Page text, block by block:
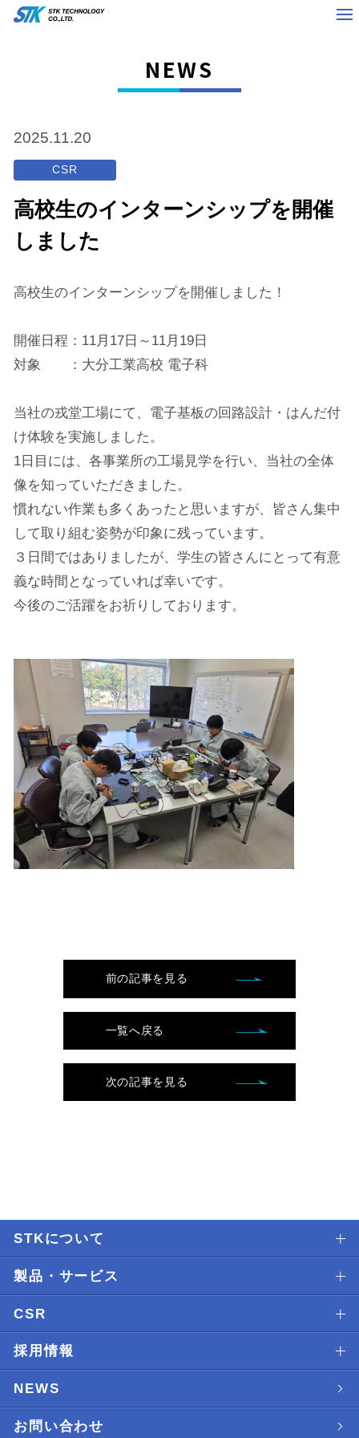
NEWS
2025.11.20
CSR
高校生のインターンシップを開催
しました
高校生のインターンシップを開催しました！
開催日程：11月17日～11月19日
対象 ：大分工業高校 電子科
当社の戎堂工場にて、電子基板の回路設計・はんだ付
け体験を実施しました。
1日目には、各事業所の工場見学を行い、当社の全体
像を知っていただきました。
慣れない作業も多くあったと思いますが、皆さん集中
して取り組む姿勢が印象に残っています。
３日間ではありましたが、学生の皆さんにとって有意
義な時間となっていれば幸いです。
今後のご活躍をお祈りしております。
前の記事を見る
一覧へ戻る
次の記事を見る
STKについて
製品・サービス
CSR
採用情報
NEWS
お問い合わせ